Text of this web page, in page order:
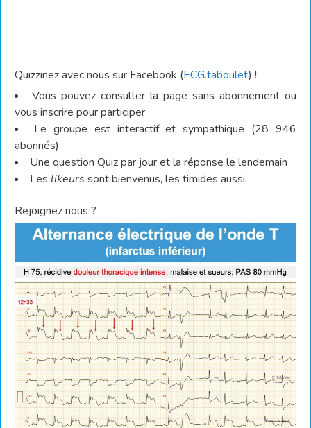
Quizzinez avec nous sur Facebook (ECG.taboulet) !
Vous pouvez consulter la page sans abonnement ou
vous inscrire pour participer
Le groupe est interactif et sympathique (28 946
abonnés)
Une question Quiz par jour et la réponse le lendemain
Les likeurs sont bienvenus, les timides aussi.
Rejoignez nous ?